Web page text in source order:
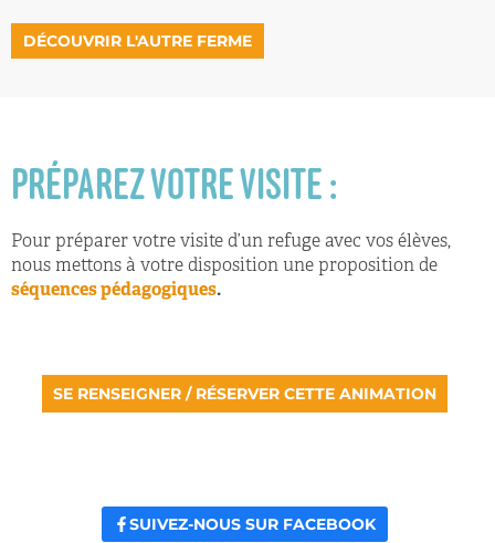
DÉCOUVRIR L'AUTRE FERME
PRÉPAREZ VOTRE VISITE :
Pour préparer votre visite d’un refuge avec vos élèves,
nous mettons à votre disposition une proposition de
séquences pédagogiques.
SE RENSEIGNER / RÉSERVER CETTE ANIMATION
SUIVEZ-NOUS SUR FACEBOOK